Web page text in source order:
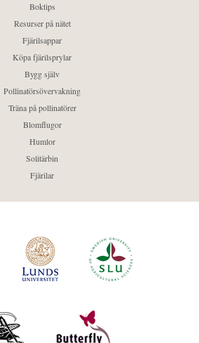
Boktips
Resurser på nätet
Fjärilsappar
Köpa fjärilsprylar
Bygg själv
Pollinatörsövervakning
Träna på pollinatörer
Blomflugor
Humlor
Solitärbin
Fjärilar